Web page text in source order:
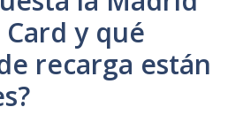
y qué
recarga están